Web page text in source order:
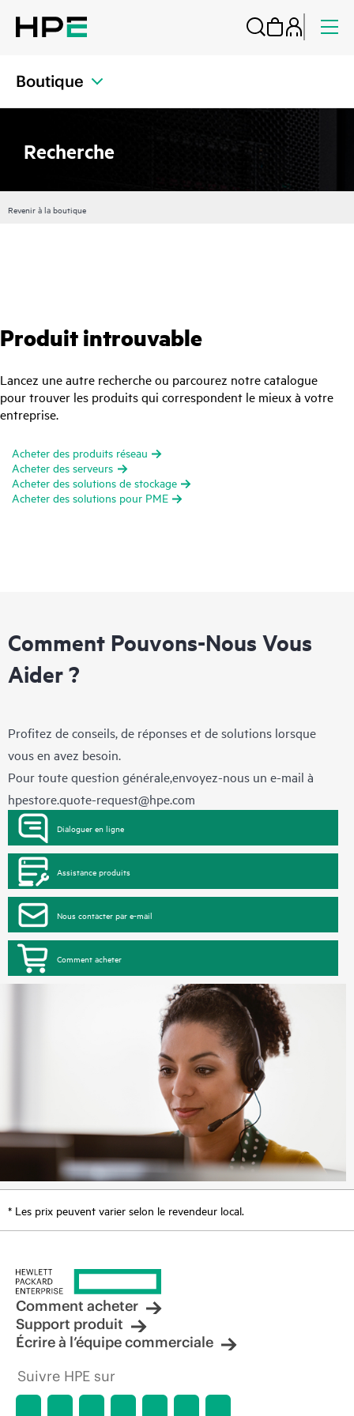
Boutique
Recherche
Revenir à la boutique
Produit introuvable
Lancez une autre recherche ou parcourez notre catalogue
pour trouver les produits qui correspondent le mieux à votre
entreprise.
Acheter des produits réseau
Acheter des serveurs
Acheter des solutions de stockage
Acheter des solutions pour PME
Comment Pouvons-Nous Vous
Aider ?
Profitez de conseils, de réponses et de solutions lorsque
vous en avez besoin.
Pour toute question générale,envoyez-nous un e-mail à
hpestore.quote-request@hpe.com
Dialoguer en ligne
Assistance produits
Nous contacter par e-mail
Comment acheter
* Les prix peuvent varier selon le revendeur local.
Comment acheter
Support produit
Écrire à l’équipe commerciale
Suivre HPE sur